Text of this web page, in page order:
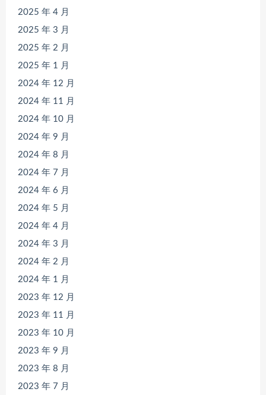
2025 年 4 月
2025 年 3 月
2025 年 2 月
2025 年 1 月
2024 年 12 月
2024 年 11 月
2024 年 10 月
2024 年 9 月
2024 年 8 月
2024 年 7 月
2024 年 6 月
2024 年 5 月
2024 年 4 月
2024 年 3 月
2024 年 2 月
2024 年 1 月
2023 年 12 月
2023 年 11 月
2023 年 10 月
2023 年 9 月
2023 年 8 月
2023 年 7 月